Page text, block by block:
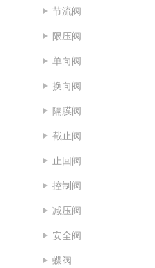
节流阀
限压阀
单向阀
换向阀
隔膜阀
截止阀
止回阀
控制阀
减压阀
安全阀
蝶阀